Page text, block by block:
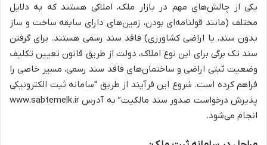
یکی از چالش‌های مهم در بازار ملک، املاکی هستند که به دلایل
مختلف (مانند قولنامه‌ای بودن، زمین‌های دارای سابقه ساخت و ساز
بدون سند، یا اراضی کشاورزی) فاقد سند رسمی هستند. برای گرفتن
سند تک برگی برای این نوع املاک، دولت از طریق قانون تعیین تکلیف
وضعیت ثبتی اراضی و ساختمان‌های فاقد سند رسمی، مسیر خاصی را
فراهم کرده است. شروع این فرآیند از طریق “سامانه ثبت الکترونیکی
پذیرش درخواست صدور سند مالکیت” به آدرس www.sabtemelk.ir
انجام می‌شود.